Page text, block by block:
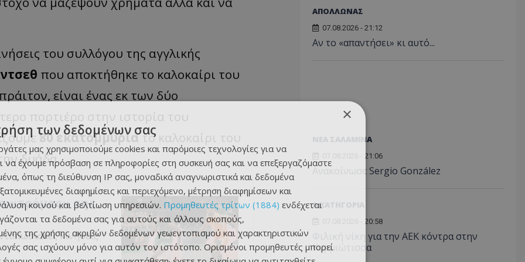
του συλλόγου της αγγλικής
που αποκτήθηκε το καλοκαίρι του
είναι ένας εκ των δύο
πορτιέρο στην ιστορία του
80 εκατομμύριατο καλοκαίρι του
δυάδα.
«τρόμος» της
κινήσεις
ΑΠΟΛΛΩΝΑΣ
07.08.2026 - 21:12
Αν το «απαντήσει» κι αυτό...
ΝΕΑ ΣΑΛΑΜΙΝΑ
07.08.2026 - 21:06
Ανακοίνωσε Sergio González
Α ΚΑΤΗΓΟΡΙΑ
07.08.2026 - 20:58
Φιλική νίκη για την ΑΕΚ κόντρα στην
Καρμιώτισσα
×
των δεδομένων σας
μας χρησιμοποιούμε cookies και παρόμοιες τεχνολογίες για να
να έχουμε πρόσβαση σε πληροφορίες στη συσκευή σας και να επεξεργαζόμαστε
όπως τη διεύθυνση IP σας, μοναδικά αναγνωριστικά και δεδομένα
διαφημίσεις και περιεχόμενο, μέτρηση διαφημίσεων και
κοινού και βελτίωση υπηρεσιών. Προμηθευτές τρίτων (1884) ενδέχεται
τα δεδομένα σας για αυτούς και άλλους σκοπούς,
της χρήσης ακριβών δεδομένων γεωεντοπισμού και χαρακτηριστικών
σας ισχύουν μόνο για αυτόν τον ιστότοπο. Ορισμένοι προμηθευτές μπορεί